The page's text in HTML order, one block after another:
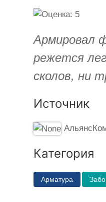
Армировал
режется
сколов, ни
Источник
Категория
Арматура